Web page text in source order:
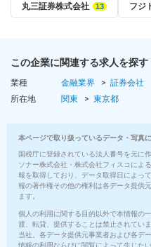
■給与にプラスしてもらえる手
■休日手当（全額実費支給）
■子育て手当（1万5,000円／月
年2回
（6月・12月）※業績や個々の
■昇給
年1回
（7月）
■入社時の想定年収
丸三証券株式会社 フジ
この企業に関連する求人を探す
業種 金融業界
証券会社
所在地
関東 東京都
本ページで取り扱っているデータ・写真
国税庁に登録されている法人番号を元に
ソナー株式会社・株式会社フィスコによ
報を取得しており、データ取得日によっ
報の著作権その他の権利は各データ提供
ます。
個人の利用に関する目的以外で本情報の
渡、転貸、提供することは禁止されていま
当社、各データ提供元事業者および各デ
情報の利用ならびに閲覧によって生じた